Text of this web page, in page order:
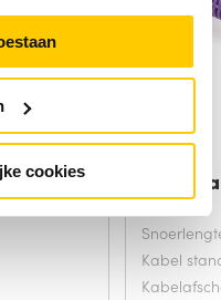
cookies ACT
Kabel